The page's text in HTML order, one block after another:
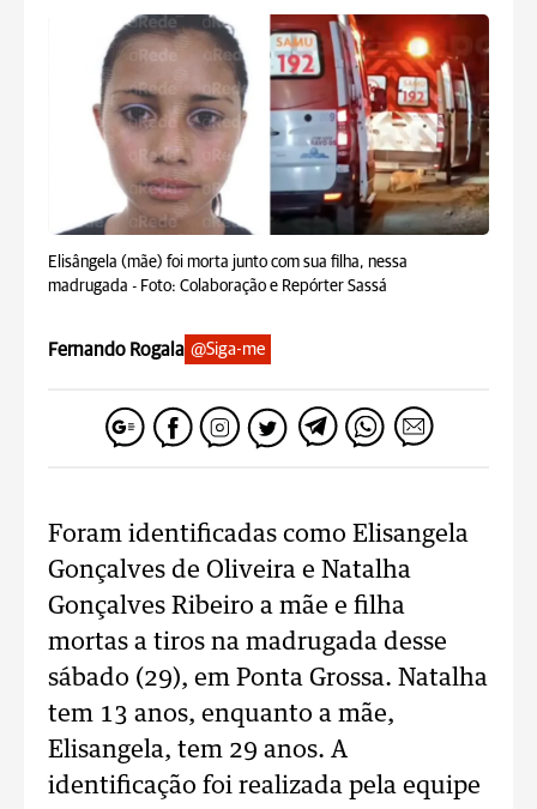
Elisângela (mãe) foi morta junto com sua filha, nessa
madrugada - Foto: Colaboração e Repórter Sassá
Fernando Rogala @Siga-me
Foram identificadas como Elisangela
Gonçalves de Oliveira e Natalha
Gonçalves Ribeiro a mãe e filha
mortas a tiros na madrugada desse
sábado (29), em Ponta Grossa. Natalha
tem 13 anos, enquanto a mãe,
Elisangela, tem 29 anos. A
identificação foi realizada pela equipe